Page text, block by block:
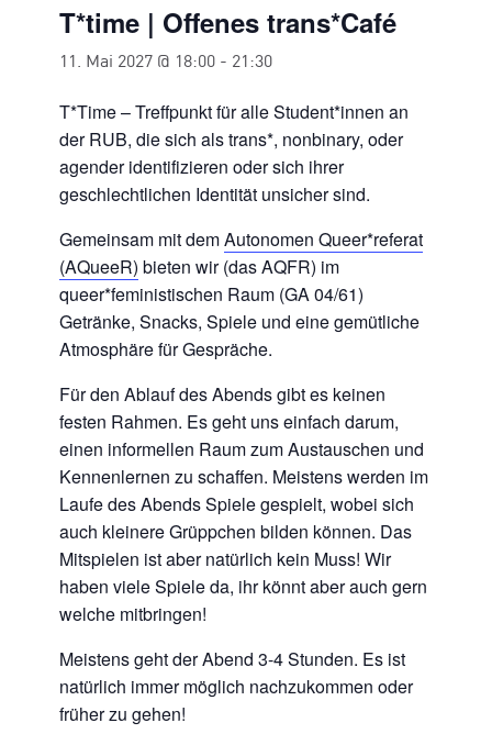
T*time | Offenes trans*Café
11. Mai 2027 @ 18:00 - 21:30
T*Time – Treffpunkt für alle Student*innen an
der RUB, die sich als trans*, nonbinary, oder
agender identifizieren oder sich ihrer
geschlechtlichen Identität unsicher sind.
Gemeinsam mit demAutonomen Queer*referat
(AQueeR) bieten wir (das AQFR) im
queer*feministischen Raum (GA 04/61)
Getränke, Snacks, Spiele und eine gemütliche
Atmosphäre für Gespräche.
Für den Ablauf des Abendsgibt es keinen
festen Rahmen. Es geht uns einfach darum,
einen informellen Raum zum Austauschen und
Kennenlernen zu schaffen. Meistens werden im
Laufe des Abends Spiele gespielt, wobei sich
auch kleinere Grüppchen bilden können. Das
Mitspielen ist aber natürlich kein Muss! Wir
haben viele Spiele da, ihr könnt aber auch gern
welche mitbringen!
Meistens geht der Abend 3-4 Stunden. Es ist
natürlich immer möglich nachzukommen oder
früher zu gehen!